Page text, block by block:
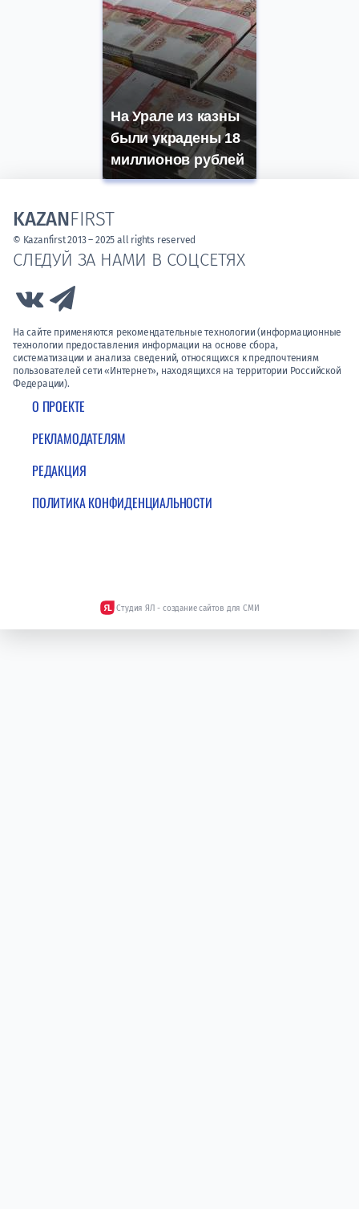
На Урале из казны
были украдены 18
миллионов рублей
О ПРОЕКТЕ
РЕКЛАМОДАТЕЛЯМ
РЕДАКЦИЯ
ПОЛИТИКА КОНФИДЕНЦИАЛЬНОСТИ
СЛЕДУЙ ЗА НАМИ В СОЦСЕТЯХ
Link to Vk
На сайте применяются рекомендательные технологии (информационные
технологии предоставления информации на основе сбора,
систематизации и анализа сведений, относящихся к предпочтениям
пользователей сети «Интернет», находящихся на территории Российской
Федерации).
KAZANFIRST
© Kazanfirst 2013 – 2025 all rights reserved
Студия ЯЛ - создание сайтов для СМИ